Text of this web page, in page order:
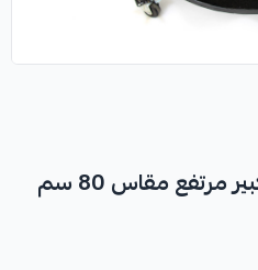
مقاس 80 سم